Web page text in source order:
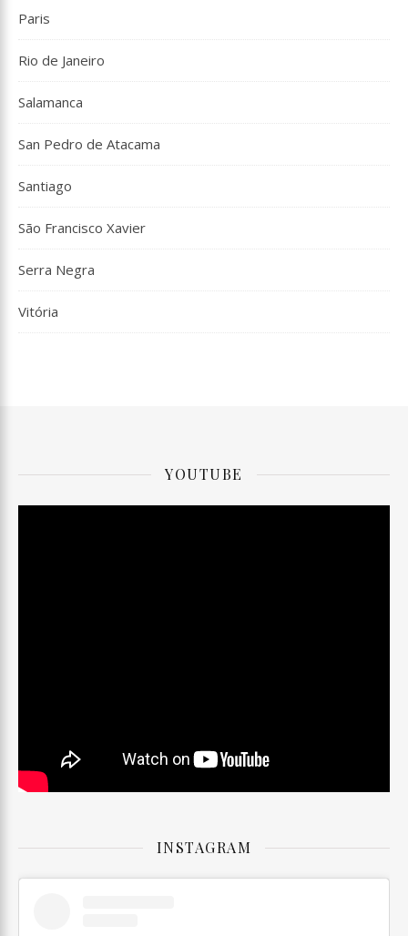
Paris
Rio de Janeiro
Salamanca
San Pedro de Atacama
Santiago
São Francisco Xavier
Serra Negra
Vitória
YOUTUBE
INSTAGRAM